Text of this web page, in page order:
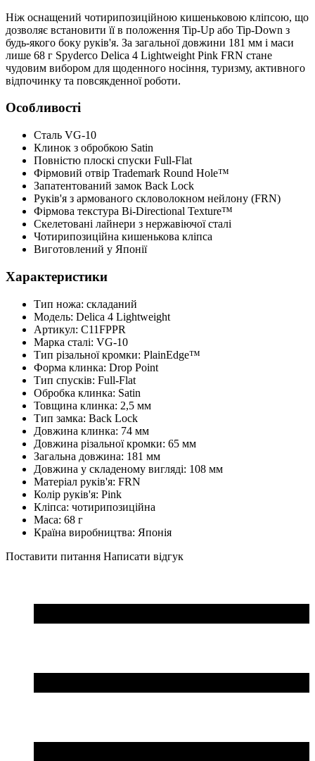
Ніж оснащений чотирипозиційною кишеньковою кліпсою, що
дозволяє встановити її в положення Tip-Up або Tip-Down з
будь-якого боку руків'я. За загальної довжини 181 мм і маси
лише 68 г Spyderco Delica 4 Lightweight Pink FRN стане
чудовим вибором для щоденного носіння, туризму, активного
відпочинку та повсякденної роботи.
Особливості
Сталь VG-10
Клинок з обробкою Satin
Повністю плоскі спуски Full-Flat
Фірмовий отвір Trademark Round Hole™
Запатентований замок Back Lock
Руків'я з армованого скловолокном нейлону (FRN)
Фірмова текстура Bi-Directional Texture™
Скелетовані лайнери з нержавіючої сталі
Чотирипозиційна кишенькова кліпса
Виготовлений у Японії
Характеристики
Тип ножа: складаний
Модель: Delica 4 Lightweight
Артикул: C11FPPR
Марка сталі: VG-10
Тип різальної кромки: PlainEdge™
Форма клинка: Drop Point
Тип спусків: Full-Flat
Обробка клинка: Satin
Товщина клинка: 2,5 мм
Тип замка: Back Lock
Довжина клинка: 74 мм
Довжина різальної кромки: 65 мм
Загальна довжина: 181 мм
Довжина у складеному вигляді: 108 мм
Матеріал руків'я: FRN
Колір руків'я: Pink
Кліпса: чотирипозиційна
Маса: 68 г
Країна виробництва: Японія
Поставити питання Написати відгук